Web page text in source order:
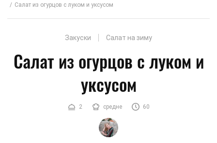
Салат из огурцов с луком и уксусом
Закуски Салат на зиму
Салат из огурцов с луком и
уксусом
2 средне 60